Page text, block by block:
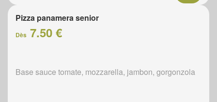
Pizza panamera senior
Dès 7.50 €
Base sauce tomate, mozzarella, jambon, gorgonzola